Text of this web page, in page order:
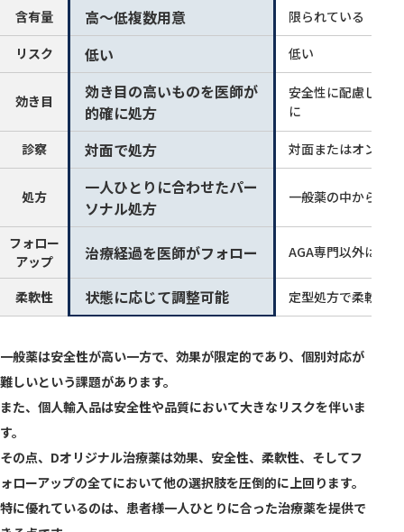
含有量 高～低複数用意 限られている
リスク 低い 低い
効き目
効き目の高いものを医師が
的確に処方
安全性に配慮し効
に
診察 対面で処方 対面またはオンラ
処方
一人ひとりに合わせたパー
ソナル処方
一般薬の中から選択
フォロー
アップ
治療経過を医師がフォロー AGA専門以外はフ
柔軟性 状態に応じて調整可能 定型処方で柔軟性
一般薬は安全性が高い一方で、効果が限定的であり、個別対応が
難しいという課題があります。
また、個人輸入品は安全性や品質において大きなリスクを伴いま
す。
その点、Dオリジナル治療薬は効果、安全性、柔軟性、そしてフ
ォローアップの全てにおいて他の選択肢を圧倒的に上回ります。
特に優れているのは、患者様一人ひとりに合った治療薬を提供で